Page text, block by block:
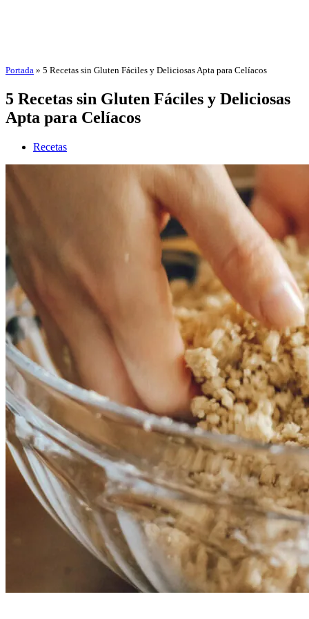
Portada » 5 Recetas sin Gluten Fáciles y Deliciosas Apta para Celíacos
5 Recetas sin Gluten Fáciles y Deliciosas
Apta para Celíacos
Recetas